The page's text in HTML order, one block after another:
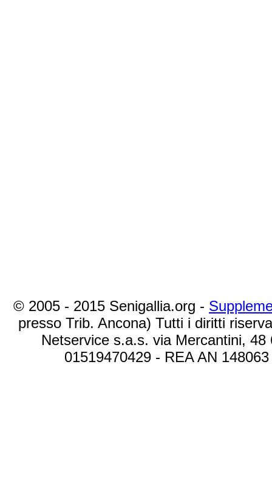
© 2005 - 2015 Senigallia.org -
presso Trib. Ancona) Tutti i diritti
Netservice s.a.s. via Mercantini,
01519470429 - REA AN